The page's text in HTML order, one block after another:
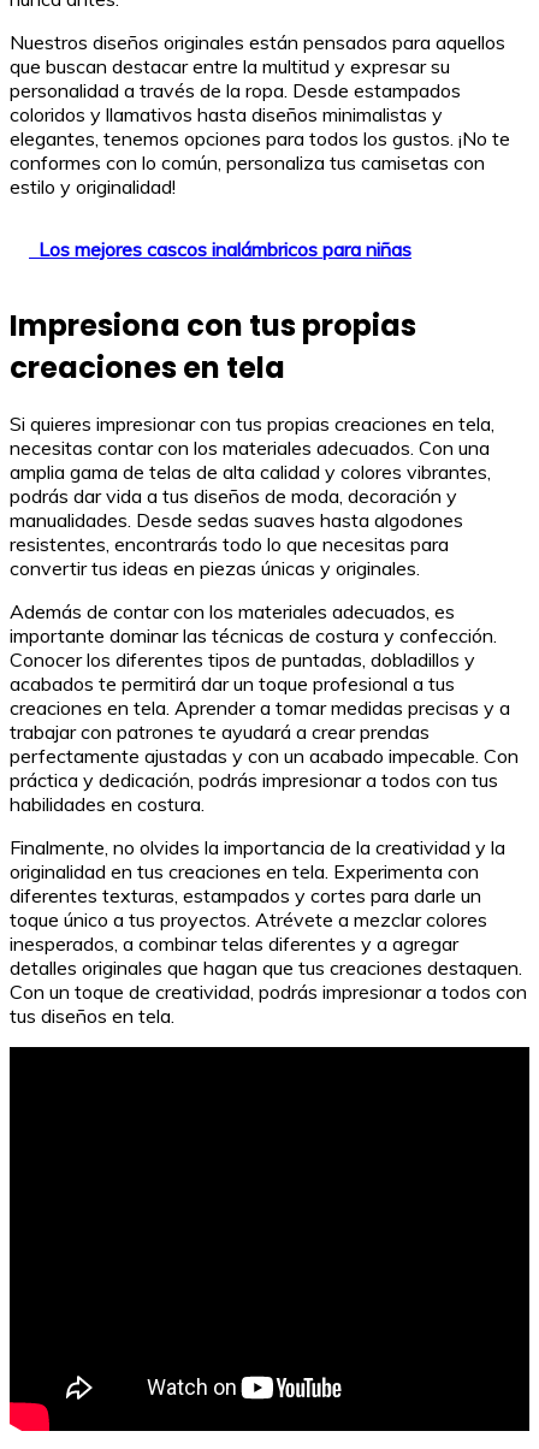
Nuestros diseños originales están pensados para aquellos
que buscan destacar entre la multitud y expresar su
personalidad a través de la ropa. Desde estampados
coloridos y llamativos hasta diseños minimalistas y
elegantes, tenemos opciones para todos los gustos. ¡No te
conformes con lo común, personaliza tus camisetas con
estilo y originalidad!
Los mejores cascos inalámbricos para niñas
Impresiona con tus propias
creaciones en tela
Si quieres impresionar con tus propias creaciones en tela,
necesitas contar con los materiales adecuados. Con una
amplia gama de telas de alta calidad y colores vibrantes,
podrás dar vida a tus diseños de moda, decoración y
manualidades. Desde sedas suaves hasta algodones
resistentes, encontrarás todo lo que necesitas para
convertir tus ideas en piezas únicas y originales.
Además de contar con los materiales adecuados, es
importante dominar las técnicas de costura y confección.
Conocer los diferentes tipos de puntadas, dobladillos y
acabados te permitirá dar un toque profesional a tus
creaciones en tela. Aprender a tomar medidas precisas y a
trabajar con patrones te ayudará a crear prendas
perfectamente ajustadas y con un acabado impecable. Con
práctica y dedicación, podrás impresionar a todos con tus
habilidades en costura.
Finalmente, no olvides la importancia de la creatividad y la
originalidad en tus creaciones en tela. Experimenta con
diferentes texturas, estampados y cortes para darle un
toque único a tus proyectos. Atrévete a mezclar colores
inesperados, a combinar telas diferentes y a agregar
detalles originales que hagan que tus creaciones destaquen.
Con un toque de creatividad, podrás impresionar a todos con
tus diseños en tela.